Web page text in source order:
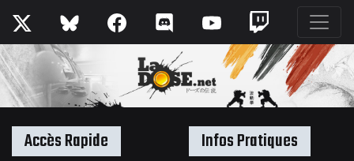
Accès Rapide Infos Pratiques